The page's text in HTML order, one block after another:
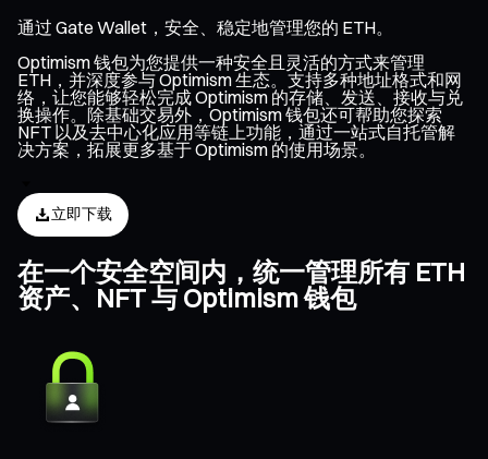
通过 Gate Wallet，安全、稳定地管理您的 ETH。
Optimism 钱包为您提供一种安全且灵活的方式来管理
ETH，并深度参与 Optimism 生态。支持多种地址格式和网
络，让您能够轻松完成 Optimism 的存储、发送、接收与兑
换操作。除基础交易外，Optimism 钱包还可帮助您探索
NFT 以及去中心化应用等链上功能，通过一站式自托管解
决方案，拓展更多基于 Optimism 的使用场景。
立即下载
在一个安全空间内，统一管理所有 ETH
资产、NFT 与 Optimism 钱包